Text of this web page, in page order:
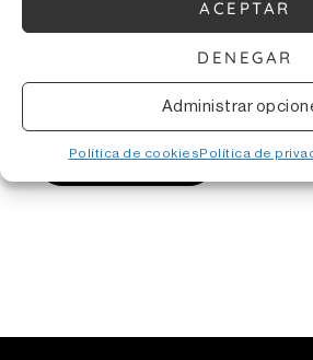
ACEPTAR
DENEGAR
Administrar
Política de cookiesPolítica de
Genios de Otazu #2 –
550,00€/ botella
AÑADIR AL CARRITO